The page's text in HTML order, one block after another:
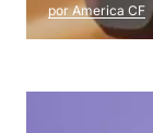
por America CF